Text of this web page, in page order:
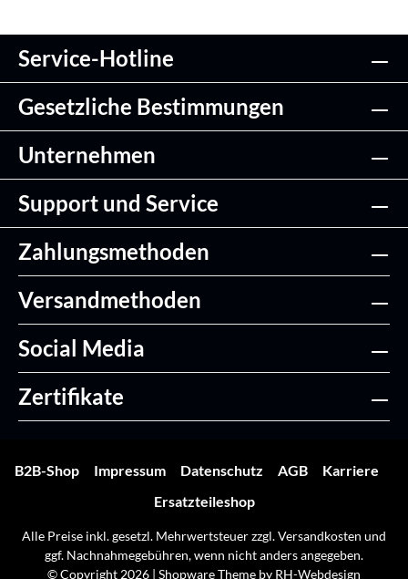
Service-Hotline
Gesetzliche Bestimmungen
Unternehmen
Support und Service
Zahlungsmethoden
Versandmethoden
Social Media
Zertifikate
B2B-Shop Impressum Datenschutz AGB
Karriere
Ersatzteileshop
Alle Preise inkl. gesetzl. Mehrwertsteuer zzgl.Versandkosten und
ggf. Nachnahmegebühren, wenn nicht anders angegeben.
© Copyright 2026 | Shopware Theme by RH-Webdesign